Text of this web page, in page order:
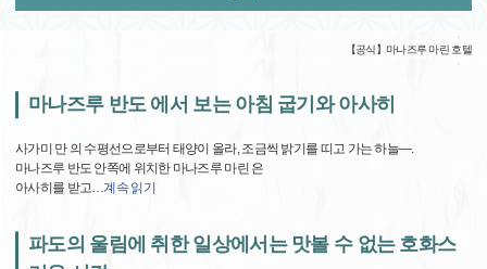
【공식】마나즈루 마린 호텔
마나즈루 반도 에서 보는 아침 굽기와 아사히
사가미 만 의 수평선으로부터 태양이 올라, 조금씩 밝기를 띠고 가는 하늘―.
마나즈루 반도 안쪽에 위치한 마나즈루 마린 은
아사히를 받고…계속 읽기
파도의 울림에 취한 일상에서는 맛볼 수 없는 호화스